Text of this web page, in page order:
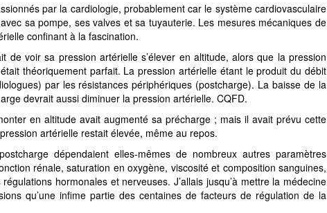
par la cardiologie, probablement car le système cardiovasculaire
sa pompe, ses valves et sa tuyauterie. Les mesures mécaniques de
confinant à la fascination.
de voir sa pression artérielle s’élever en altitude, alors que la pression
théoriquement parfait. La pression artérielle étant le produit du débit
par les résistances périphériques (postcharge). La baisse de la
devrait aussi diminuer la pression artérielle. CQFD.
en altitude avait augmenté sa précharge ; mais il avait prévu cette
artérielle restait élevée, même au repos.
dépendaient elles-mêmes de nombreux autres paramètres
rénale, saturation en oxygène, viscosité et composition sanguines,
hormonales et nerveuses. J’allais jusqu’à mettre la médecine
qu’une infime partie des centaines de facteurs de régulation de la